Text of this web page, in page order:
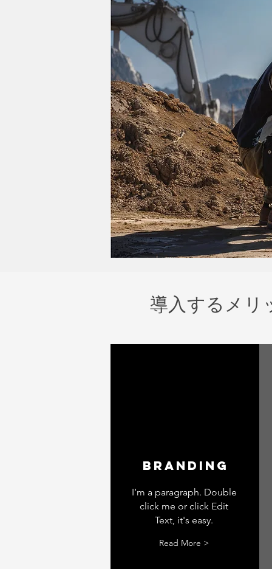
導入するメリ
Branding
I’m a paragraph. Double
click me or click Edit
Text, it's easy.
Read More >